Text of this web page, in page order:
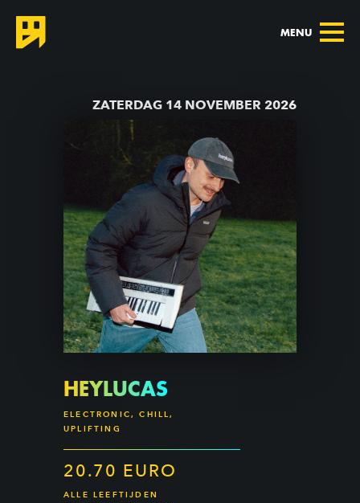
MENU
ZATERDAG 14 NOVEMBER 2026
HEYLUCAS
ELECTRONIC, CHILL,
UPLIFTING
20.70 EURO
ALLE LEEFTIJDEN